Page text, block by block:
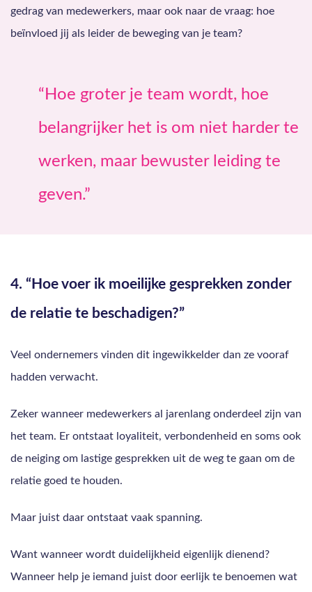
gedrag van medewerkers, maar ook naar de vraag: hoe
beïnvloed jij als leider de beweging van je team?
“Hoe groter je team wordt, hoe
belangrijker het is om niet harder te
werken, maar bewuster leiding te
geven.”
4. “Hoe voer ik moeilijke gesprekken zonder
de relatie te beschadigen?”
Veel ondernemers vinden dit ingewikkelder dan ze vooraf
hadden verwacht.
Zeker wanneer medewerkers al jarenlang onderdeel zijn van
het team. Er ontstaat loyaliteit, verbondenheid en soms ook
de neiging om lastige gesprekken uit de weg te gaan om de
relatie goed te houden.
Maar juist daar ontstaat vaak spanning.
Want wanneer wordt duidelijkheid eigenlijk dienend?
Wanneer help je iemand juist door eerlijk te benoemen wat